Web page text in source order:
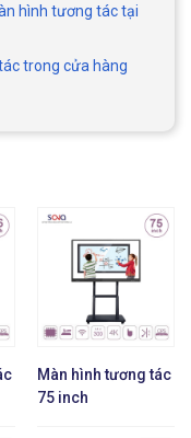
hình tương tác tại
trong cửa hàng
Màn hình tương tác
75 inch